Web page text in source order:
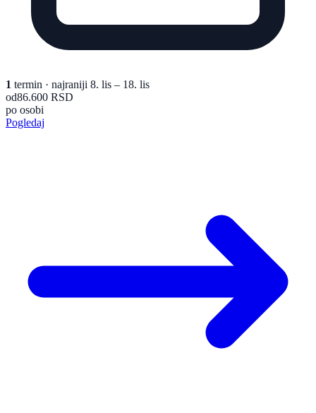
1 termin · najraniji 8. lis – 18. lis
od86.600 RSD
po osobi
Pogledaj